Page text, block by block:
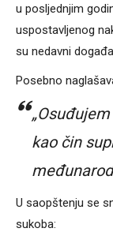
u posljednjim
uspostavljenog
su nedavni
Posebno
kao čin
U saopštenju se
sukoba: